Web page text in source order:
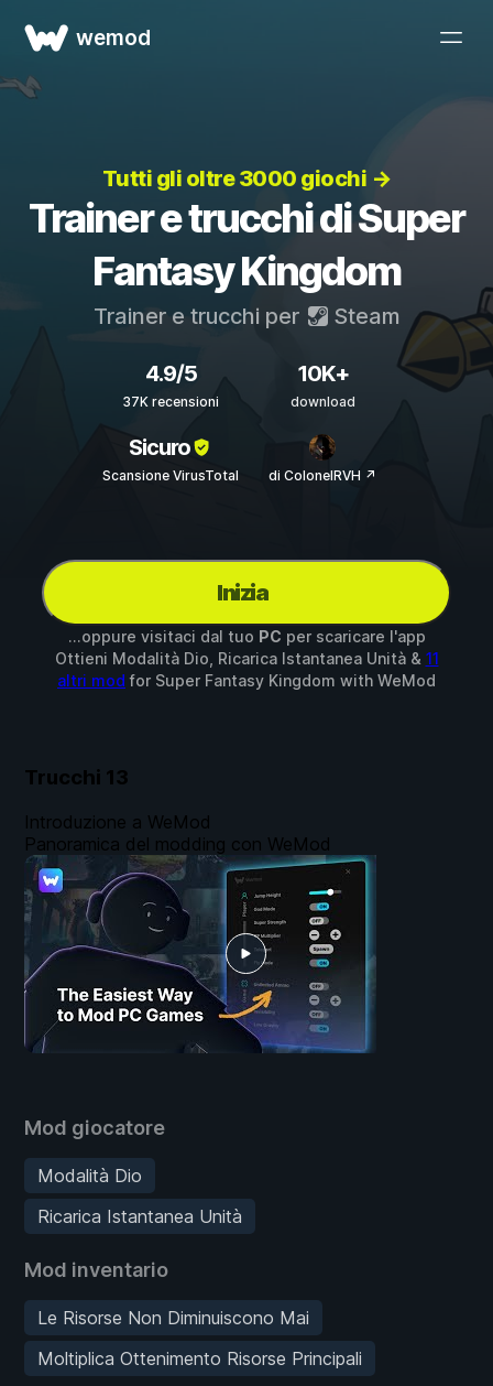
wemod
Tutti gli oltre 3000 giochi →
Trainer e trucchi di Super
Fantasy Kingdom
Trainer e trucchi per Steam
4.9/5
37K recensioni
10K+
download
Sicuro
Scansione VirusTotal di ColonelRVH ↗
Inizia
...oppure visitaci dal tuo PC per scaricare l'app
Ottieni Modalità Dio, Ricarica Istantanea Unità & 11
altri mod for Super Fantasy Kingdom with WeMod
Trucchi 13
Mod giocatore
Modalità Dio
Ricarica Istantanea Unità
Mod inventario
Le Risorse Non Diminuiscono Mai
Moltiplica Ottenimento Risorse Principali
Introduzione a WeMod
Panoramica del modding con WeMod